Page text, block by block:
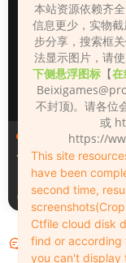
人物（Looks）
1780918225
3小时前
评论 0
本站资源依赖齐
信息更少，实物
步分享，搜索框
法显示图片，请
下侧悬浮图标 【
不封顶)。请各
或
https://
This site
have been
second time,
Ctfile cloud disk
find or according
you can't display